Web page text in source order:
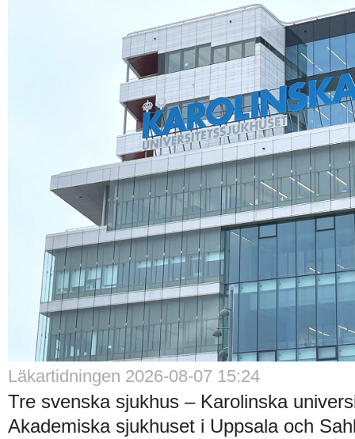
Läkartidningen 2026-08-07 15:24
Tre svenska sjukhus – Karolinska
Akademiska sjukhuset i Uppsala och